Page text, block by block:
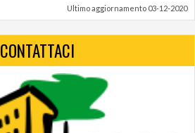
Ultimo aggiornamento 03-12-2020
CONTATTACI